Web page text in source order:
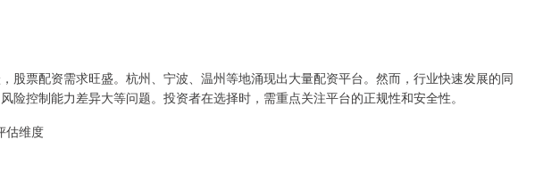
股票配资需求旺盛。杭州、宁波、温州等地涌现出大量配资平台。然而，行业快速发展的同
险控制能力差异大等问题。投资者在选择时，需重点关注平台的正规性和安全性。
估维度